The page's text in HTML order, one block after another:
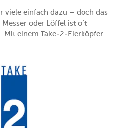
viele einfach dazu – doch das
oder Löffel ist oft
Mit einem Take-2-Eierköpfer
Kugel hochziehen, fallen
ein perfekter Start in den Tag.